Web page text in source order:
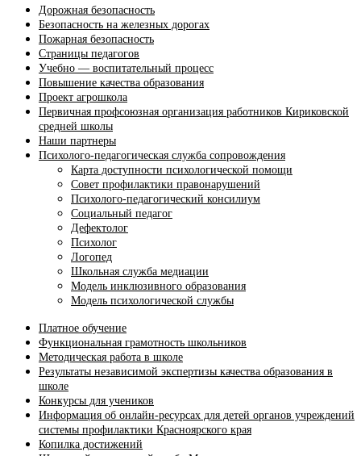
Дорожная безопасность
Безопасность на железных дорогах
Пожарная безопасность
Страницы педагогов
Учебно — воспитательный процесс
Повышение качества образования
Проект агрошкола
Первичная профсоюзная организация работников Кириковской
средней школы
Наши партнеры
Психолого-педагогическая служба сопровождения
Карта доступности психологической помощи
Совет профилактики правонарушений
Психолого-педагогический консилиум
Социальный педагог
Дефектолог
Психолог
Логопед
Школьная служба медиации
Модель инклюзивного образования
Модель психологической службы
Платное обучение
Функциональная грамотность школьников
Методическая работа в школе
Результаты независимой экспертизы качества образования в
школе
Конкурсы для учеников
Информация об онлайн-ресурсах для детей органов учреждений
системы профилактики Красноярского края
Копилка достижений